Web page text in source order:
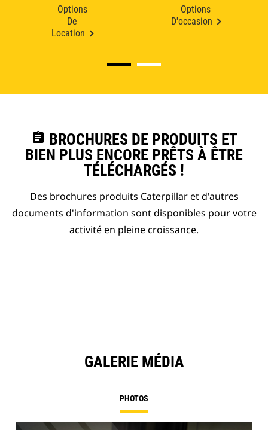
Options
De
Location
Options
D'occasion
assignment BROCHURES DE PRODUITS ET
BIEN PLUS ENCORE PRÊTS À ÊTRE
TÉLÉCHARGÉS !
Des brochures produits Caterpillar et d'autres
documents d'information sont disponibles pour votre
activité en pleine croissance.
GALERIE MÉDIA
PHOTOS